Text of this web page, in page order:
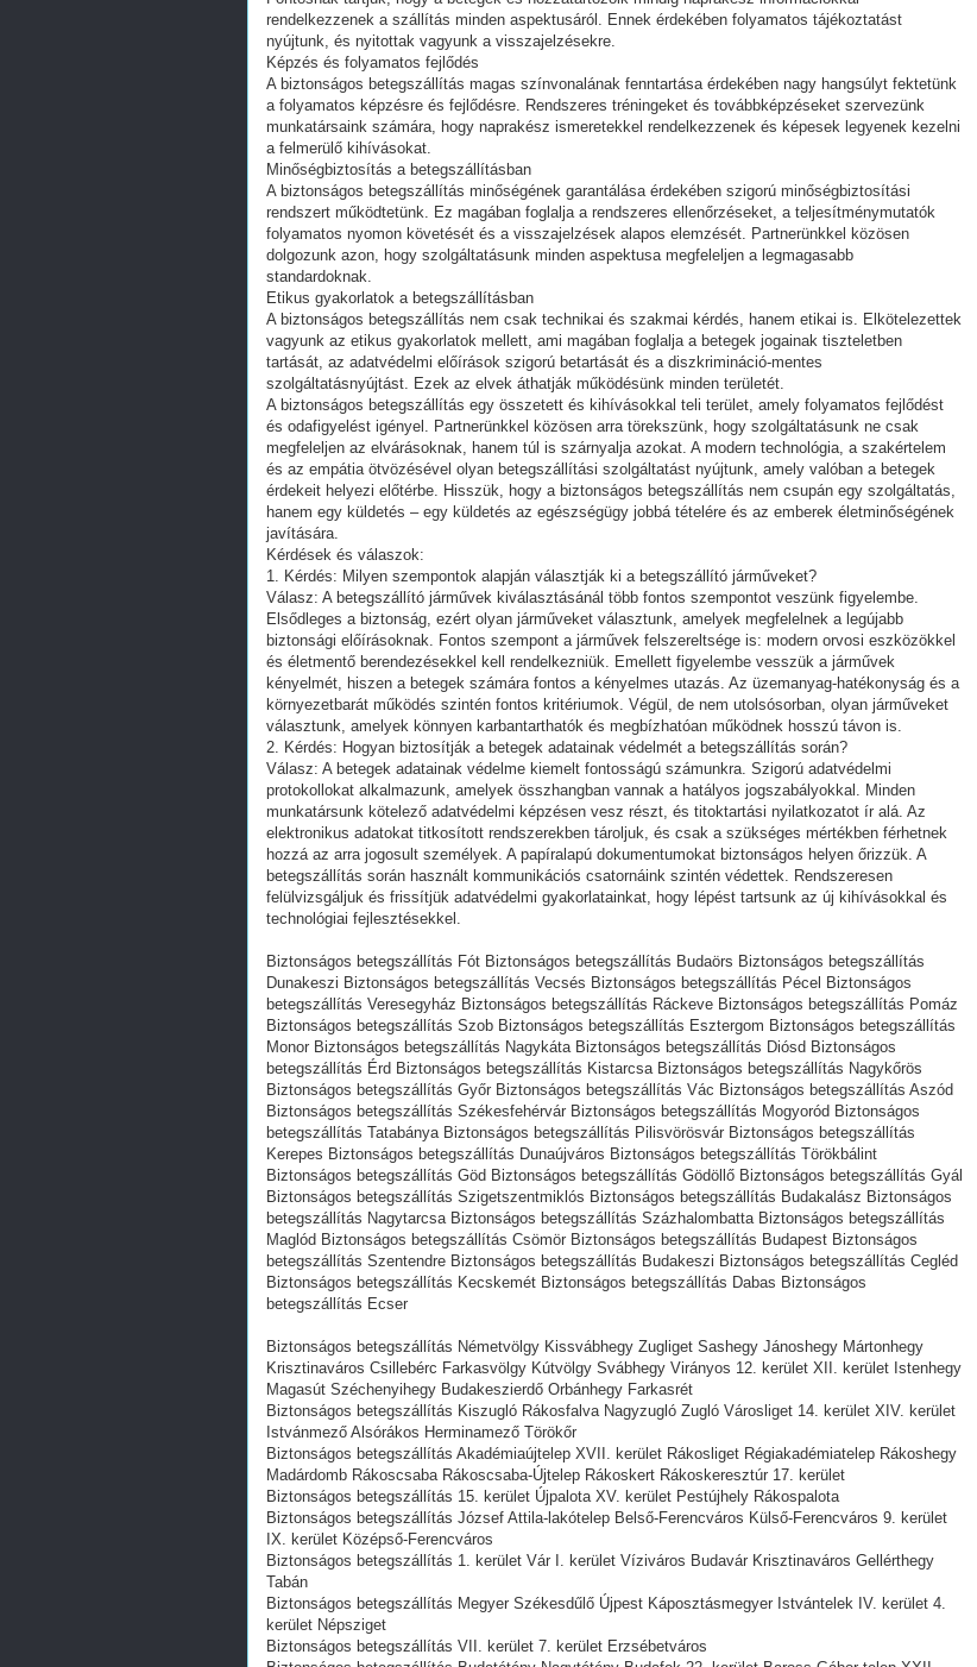
rendelkezzenek a szállítás minden aspektusáról. Ennek érdekében folyamatos tájékoztatást
nyújtunk, és nyitottak vagyunk a visszajelzésekre.
Képzés és folyamatos fejlődés
A biztonságos betegszállítás magas színvonalának fenntartása érdekében nagy hangsúlyt fektetünk
a folyamatos képzésre és fejlődésre. Rendszeres tréningeket és továbbképzéseket szervezünk
munkatársaink számára, hogy naprakész ismeretekkel rendelkezzenek és képesek legyenek kezelni
a felmerülő kihívásokat.
Minőségbiztosítás a betegszállításban
A biztonságos betegszállítás minőségének garantálása érdekében szigorú minőségbiztosítási
rendszert működtetünk. Ez magában foglalja a rendszeres ellenőrzéseket, a teljesítménymutatók
folyamatos nyomon követését és a visszajelzések alapos elemzését. Partnerünkkel közösen
dolgozunk azon, hogy szolgáltatásunk minden aspektusa megfeleljen a legmagasabb
standardoknak.
Etikus gyakorlatok a betegszállításban
A biztonságos betegszállítás nem csak technikai és szakmai kérdés, hanem etikai is. Elkötelezettek
vagyunk az etikus gyakorlatok mellett, ami magában foglalja a betegek jogainak tiszteletben
tartását, az adatvédelmi előírások szigorú betartását és a diszkrimináció-mentes
szolgáltatásnyújtást. Ezek az elvek áthatják működésünk minden területét.
A biztonságos betegszállítás egy összetett és kihívásokkal teli terület, amely folyamatos fejlődést
és odafigyelést igényel. Partnerünkkel közösen arra törekszünk, hogy szolgáltatásunk ne csak
megfeleljen az elvárásoknak, hanem túl is szárnyalja azokat. A modern technológia, a szakértelem
és az empátia ötvözésével olyan betegszállítási szolgáltatást nyújtunk, amely valóban a betegek
érdekeit helyezi előtérbe. Hisszük, hogy a biztonságos betegszállítás nem csupán egy szolgáltatás,
hanem egy küldetés – egy küldetés az egészségügy jobbá tételére és az emberek életminőségének
javítására.
Kérdések és válaszok:
1. Kérdés: Milyen szempontok alapján választják ki a betegszállító járműveket?
Válasz: A betegszállító járművek kiválasztásánál több fontos szempontot veszünk figyelembe.
Elsődleges a biztonság, ezért olyan járműveket választunk, amelyek megfelelnek a legújabb
biztonsági előírásoknak. Fontos szempont a járművek felszereltsége is: modern orvosi eszközökkel
és életmentő berendezésekkel kell rendelkezniük. Emellett figyelembe vesszük a járművek
kényelmét, hiszen a betegek számára fontos a kényelmes utazás. Az üzemanyag-hatékonyság és a
környezetbarát működés szintén fontos kritériumok. Végül, de nem utolsósorban, olyan járműveket
választunk, amelyek könnyen karbantarthatók és megbízhatóan működnek hosszú távon is.
2. Kérdés: Hogyan biztosítják a betegek adatainak védelmét a betegszállítás során?
Válasz: A betegek adatainak védelme kiemelt fontosságú számunkra. Szigorú adatvédelmi
protokollokat alkalmazunk, amelyek összhangban vannak a hatályos jogszabályokkal. Minden
munkatársunk kötelező adatvédelmi képzésen vesz részt, és titoktartási nyilatkozatot ír alá. Az
elektronikus adatokat titkosított rendszerekben tároljuk, és csak a szükséges mértékben férhetnek
hozzá az arra jogosult személyek. A papíralapú dokumentumokat biztonságos helyen őrizzük. A
betegszállítás során használt kommunikációs csatornáink szintén védettek. Rendszeresen
felülvizsgáljuk és frissítjük adatvédelmi gyakorlatainkat, hogy lépést tartsunk az új kihívásokkal és
technológiai fejlesztésekkel.
Biztonságos betegszállítás Fót Biztonságos betegszállítás Budaörs Biztonságos betegszállítás
Dunakeszi Biztonságos betegszállítás Vecsés Biztonságos betegszállítás Pécel Biztonságos
betegszállítás Veresegyház Biztonságos betegszállítás Ráckeve Biztonságos betegszállítás Pomáz
Biztonságos betegszállítás Szob Biztonságos betegszállítás Esztergom Biztonságos betegszállítás
Monor Biztonságos betegszállítás Nagykáta Biztonságos betegszállítás Diósd Biztonságos
betegszállítás Érd Biztonságos betegszállítás Kistarcsa Biztonságos betegszállítás Nagykőrös
Biztonságos betegszállítás Győr Biztonságos betegszállítás Vác Biztonságos betegszállítás Aszód
Biztonságos betegszállítás Székesfehérvár Biztonságos betegszállítás Mogyoród Biztonságos
betegszállítás Tatabánya Biztonságos betegszállítás Pilisvörösvár Biztonságos betegszállítás
Kerepes Biztonságos betegszállítás Dunaújváros Biztonságos betegszállítás Törökbálint
Biztonságos betegszállítás Göd Biztonságos betegszállítás Gödöllő Biztonságos betegszállítás Gyál
Biztonságos betegszállítás Szigetszentmiklós Biztonságos betegszállítás Budakalász Biztonságos
betegszállítás Nagytarcsa Biztonságos betegszállítás Százhalombatta Biztonságos betegszállítás
Maglód Biztonságos betegszállítás Csömör Biztonságos betegszállítás Budapest Biztonságos
betegszállítás Szentendre Biztonságos betegszállítás Budakeszi Biztonságos betegszállítás Cegléd
Biztonságos betegszállítás Kecskemét Biztonságos betegszállítás Dabas Biztonságos
betegszállítás Ecser
Biztonságos betegszállítás Németvölgy Kissvábhegy Zugliget Sashegy Jánoshegy Mártonhegy
Krisztinaváros Csillebérc Farkasvölgy Kútvölgy Svábhegy Virányos 12. kerület XII. kerület Istenhegy
Magasút Széchenyihegy Budakeszierdő Orbánhegy Farkasrét
Biztonságos betegszállítás Kiszugló Rákosfalva Nagyzugló Zugló Városliget 14. kerület XIV. kerület
Istvánmező Alsórákos Herminamező Törökőr
Biztonságos betegszállítás Akadémiaújtelep XVII. kerület Rákosliget Régiakadémiatelep Rákoshegy
Madárdomb Rákoscsaba Rákoscsaba-Újtelep Rákoskert Rákoskeresztúr 17. kerület
Biztonságos betegszállítás 15. kerület Újpalota XV. kerület Pestújhely Rákospalota
Biztonságos betegszállítás József Attila-lakótelep Belső-Ferencváros Külső-Ferencváros 9. kerület
IX. kerület Középső-Ferencváros
Biztonságos betegszállítás 1. kerület Vár I. kerület Víziváros Budavár Krisztinaváros Gellérthegy
Tabán
Biztonságos betegszállítás Megyer Székesdűlő Újpest Káposztásmegyer Istvántelek IV. kerület 4.
kerület Népsziget
Biztonságos betegszállítás VII. kerület 7. kerület Erzsébetváros